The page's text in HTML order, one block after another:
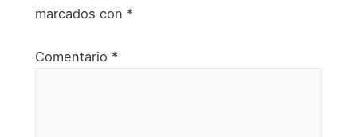
marcados con *
Comentario *